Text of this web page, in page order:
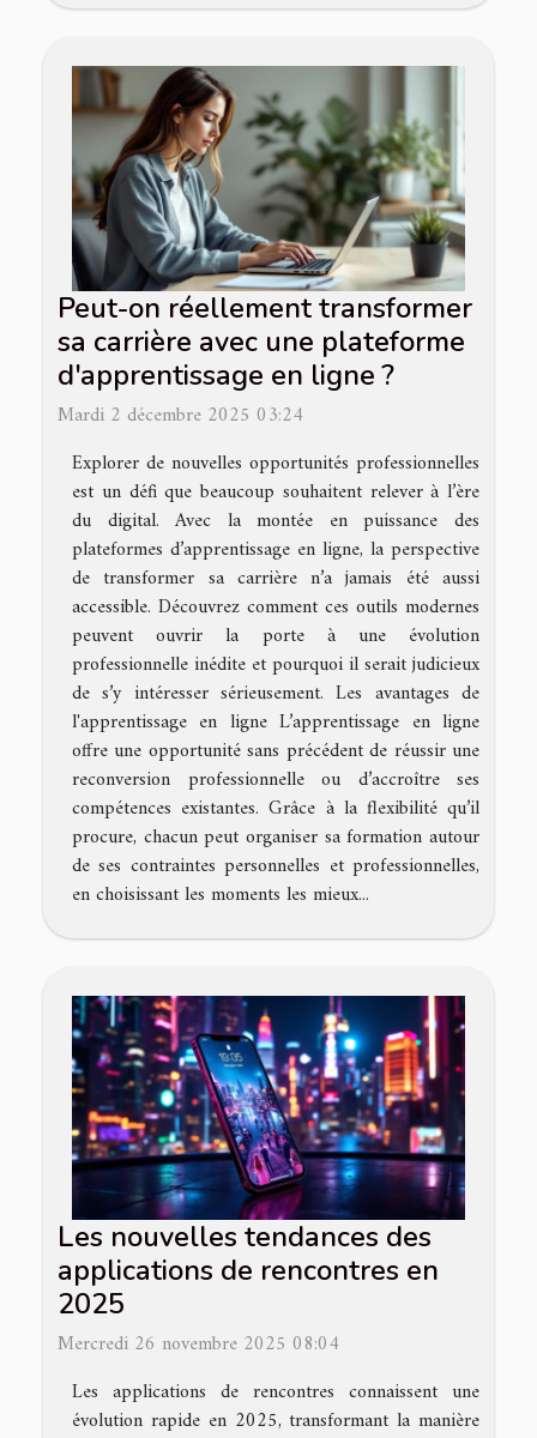
Peut-on réellement transformer
sa carrière avec une plateforme
d'apprentissage en ligne ?
Mardi 2 décembre 2025 03:24
Explorer de nouvelles opportunités professionnelles
est un défi que beaucoup souhaitent relever à l’ère
du digital. Avec la montée en puissance des
plateformes d’apprentissage en ligne, la perspective
de transformer sa carrière n’a jamais été aussi
accessible. Découvrez comment ces outils modernes
peuvent ouvrir la porte à une évolution
professionnelle inédite et pourquoi il serait judicieux
de s’y intéresser sérieusement. Les avantages de
l'apprentissage en ligne L’apprentissage en ligne
offre une opportunité sans précédent de réussir une
reconversion professionnelle ou d’accroître ses
compétences existantes. Grâce à la flexibilité qu’il
procure, chacun peut organiser sa formation autour
de ses contraintes personnelles et professionnelles,
en choisissant les moments les mieux...
Les nouvelles tendances des
applications de rencontres en
2025
Mercredi 26 novembre 2025 08:04
Les applications de rencontres connaissent une
évolution rapide en 2025, transformant la manière